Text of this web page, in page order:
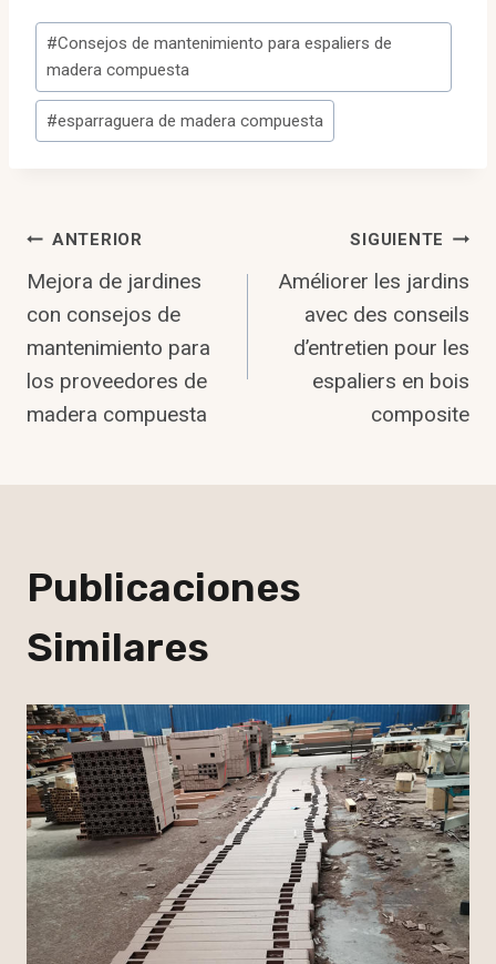
Etiquetas
de
la
entrada:
#Consejos de mantenimiento para espaliers de
madera compuesta
#esparraguera de madera compuesta
Navegación
De
Entradas
ANTERIOR
Mejora de jardines
con consejos de
mantenimiento para
los proveedores de
madera compuesta
SIGUIENTE
Améliorer les jardins
avec des conseils
d’entretien pour les
espaliers en bois
composite
Publicaciones
Similares